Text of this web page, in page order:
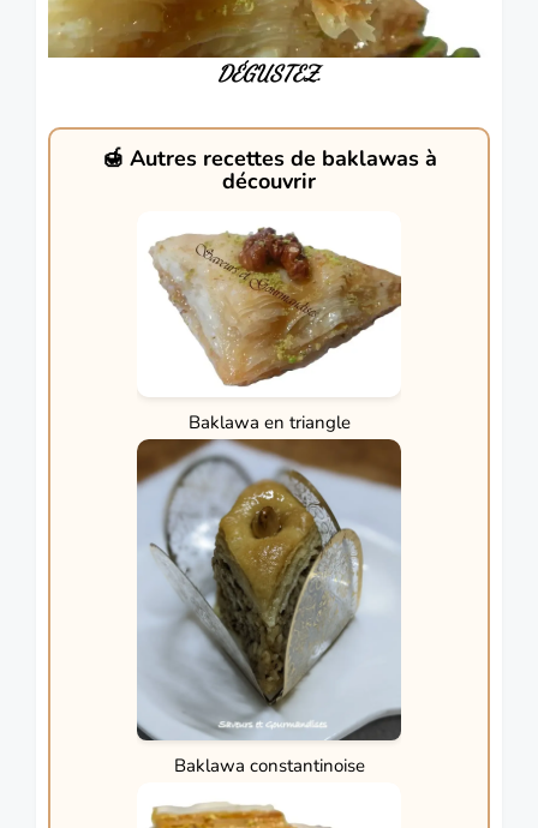
DÉGUSTEZ.
🍯 Autres recettes de baklawas à
découvrir
Baklawa en triangle
Baklawa constantinoise